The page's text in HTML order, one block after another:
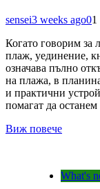
sensei3 weeks ago01
Когато говорим за
плаж, уединение,
означава пълно
на плажа, в
и практични
помагат да
Виж повече
What's